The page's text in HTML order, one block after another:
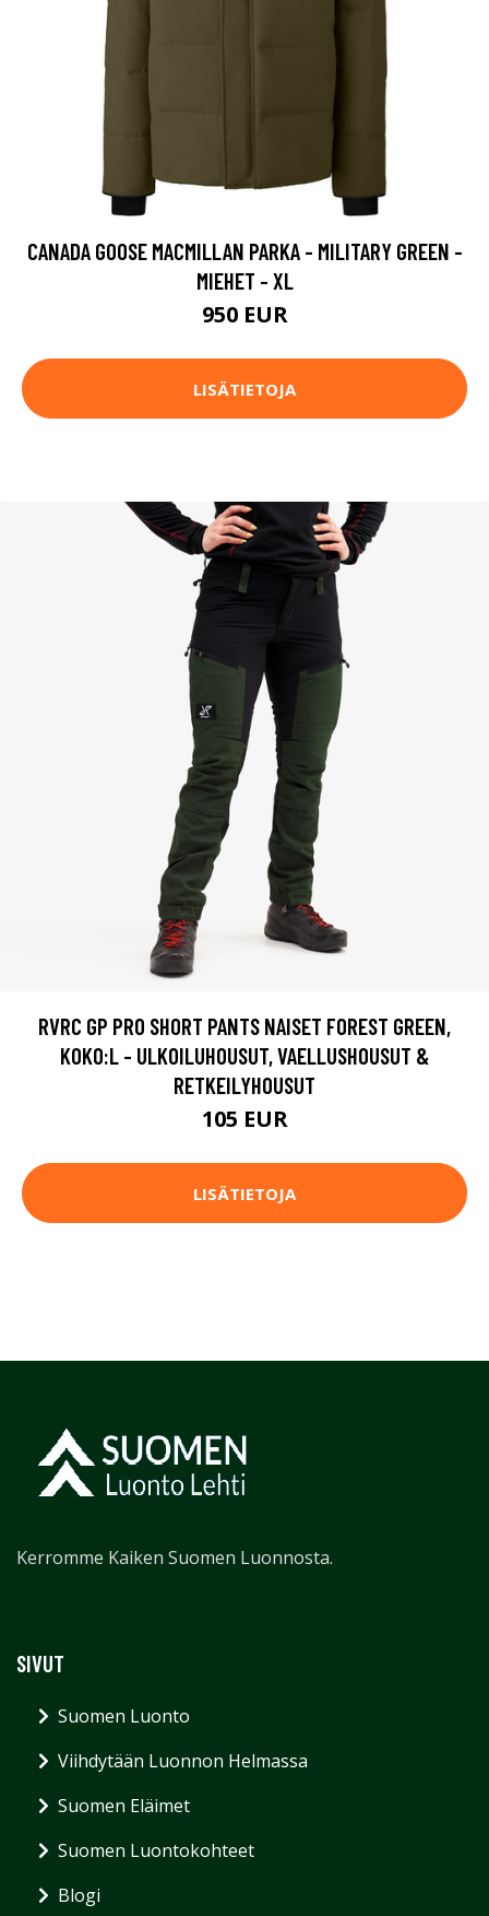
CANADA GOOSE MACMILLAN PARKA - MILITARY GREEN -
MIEHET - XL
950 EUR
LISÄTIETOJA
RVRC GP PRO SHORT PANTS NAISET FOREST GREEN,
KOKO:L - ULKOILUHOUSUT, VAELLUSHOUSUT &
RETKEILYHOUSUT
105 EUR
LISÄTIETOJA
Kerromme Kaiken Suomen Luonnosta.
SIVUT
Suomen Luonto
Viihdytään Luonnon Helmassa
Suomen Eläimet
Suomen Luontokohteet
Blogi